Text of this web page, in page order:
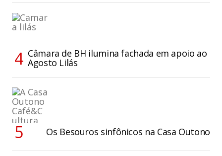
Câmara de BH ilumina fachada em apoio ao
Agosto Lilás
Os Besouros sinfônicos na Casa Outono